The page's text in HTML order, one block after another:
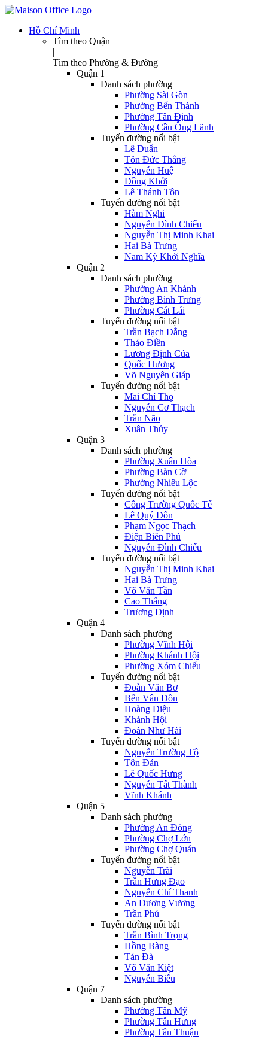
Hồ Chí Minh
Tìm theo Quận
|
Tìm theo Phường & Đường
Quận 1
Danh sách phường
Phường Sài Gòn
Phường Bến Thành
Phường Tân Định
Phường Cầu Ông Lãnh
Tuyến đường nổi bật
Lê Duẩn
Tôn Đức Thắng
Nguyễn Huệ
Đồng Khởi
Lê Thánh Tôn
Tuyến đường nổi bật
Hàm Nghi
Nguyễn Đình Chiểu
Nguyễn Thị Minh Khai
Hai Bà Trưng
Nam Kỳ Khởi Nghĩa
Quận 2
Danh sách phường
Phường An Khánh
Phường Bình Trưng
Phường Cát Lái
Tuyến đường nổi bật
Trần Bạch Đằng
Thảo Điền
Lương Định Của
Quốc Hương
Võ Nguyên Giáp
Tuyến đường nổi bật
Mai Chí Thọ
Nguyễn Cơ Thạch
Trần Não
Xuân Thủy
Quận 3
Danh sách phường
Phường Xuân Hòa
Phường Bàn Cờ
Phường Nhiêu Lộc
Tuyến đường nổi bật
Công Trường Quốc Tế
Lê Quý Đôn
Phạm Ngọc Thạch
Điện Biên Phủ
Nguyễn Đình Chiểu
Tuyến đường nổi bật
Nguyễn Thị Minh Khai
Hai Bà Trưng
Võ Văn Tần
Cao Thắng
Trương Định
Quận 4
Danh sách phường
Phường Vĩnh Hội
Phường Khánh Hội
Phường Xóm Chiếu
Tuyến đường nổi bật
Đoàn Văn Bơ
Bến Vân Đồn
Hoàng Diệu
Khánh Hội
Đoàn Như Hài
Tuyến đường nổi bật
Nguyễn Trường Tộ
Tôn Đản
Lê Quốc Hưng
Nguyễn Tất Thành
Vĩnh Khánh
Quận 5
Danh sách phường
Phường An Đông
Phường Chợ Lớn
Phường Chợ Quán
Tuyến đường nổi bật
Nguyễn Trãi
Trần Hưng Đạo
Nguyễn Chí Thanh
An Dương Vương
Trần Phú
Tuyến đường nổi bật
Trần Bình Trọng
Hồng Bàng
Tản Đà
Võ Văn Kiệt
Nguyễn Biểu
Quận 7
Danh sách phường
Phường Tân Mỹ
Phường Tân Hưng
Phường Tân Thuận